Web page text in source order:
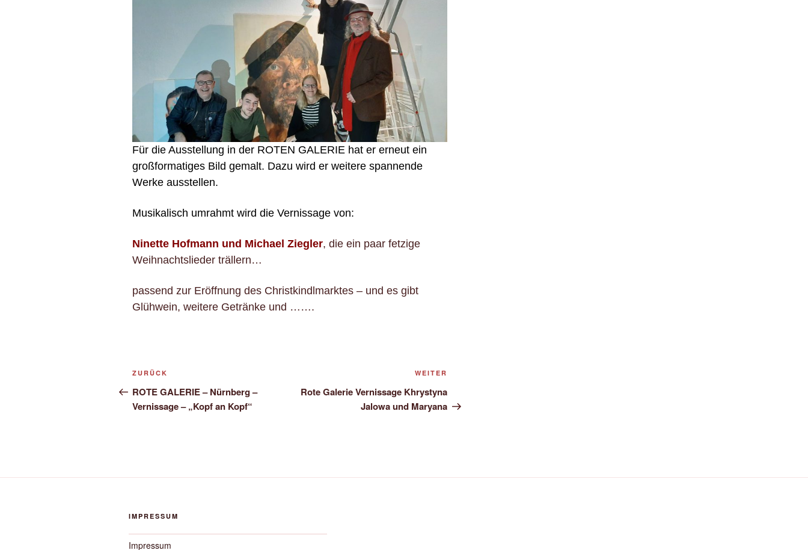
Für die Ausstellung in der ROTEN GALERIE hat er erneut ein
großformatiges Bild gemalt. Dazu wird er weitere spannende
Werke ausstellen.
Musikalisch umrahmt wird die Vernissage von:
Ninette Hofmann und Michael Ziegler, die ein paar fetzige
Weihnachtslieder trällern…
passend zur Eröffnung des Christkindlmarktes – und es gibt
Glühwein, weitere Getränke und …….
Beitragsnavigation
Vorheriger
Beitrag
ZURÜCK
ROTE GALERIE – Nürnberg –
Vernissage – „Kopf an Kopf“
Beitrag
WEITER
Rote Galerie Vernissage Khrystyna
Jalowa und Maryana
IMPRESSUM
Impressum